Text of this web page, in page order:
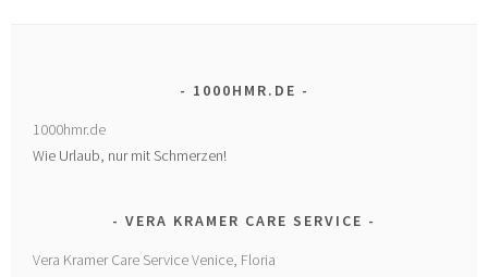
1000HMR.DE
1000hmr.de
Wie Urlaub, nur mit Schmerzen!
VERA KRAMER CARE SERVICE
Vera Kramer Care Service Venice, Floria